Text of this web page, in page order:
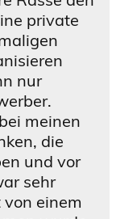
private
nur
meinen
die
und vor
sehr
einem